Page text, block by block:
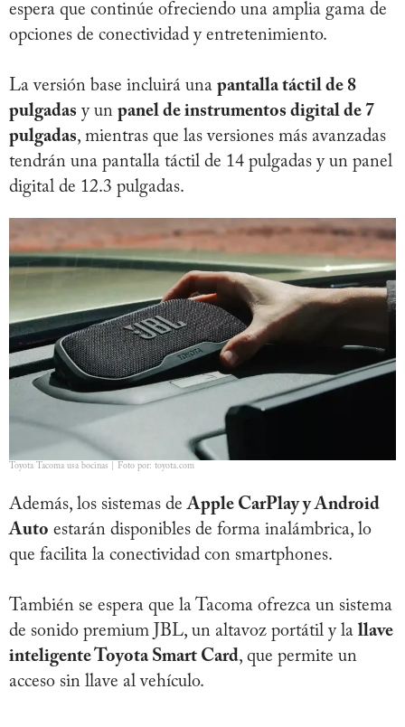
espera que continúe ofreciendo una amplia gama de
opciones de conectividad y entretenimiento.
La versión base incluirá una pantalla táctil de 8
pulgadas y un panel de instrumentos digital de 7
pulgadas, mientras que las versiones más avanzadas
tendrán una pantalla táctil de 14 pulgadas y un panel
digital de 12.3 pulgadas.
Toyota Tacoma usa bocinas | Foto por: toyota.com
Además, los sistemas deApple CarPlay y Android
Auto estarán disponibles de forma inalámbrica, lo
que facilita la conectividad con smartphones.
También se espera que la Tacoma ofrezca un sistema
de sonido premium JBL, un altavoz portátil y la llave
inteligente Toyota Smart Card, que permite un
acceso sin llave al vehículo.